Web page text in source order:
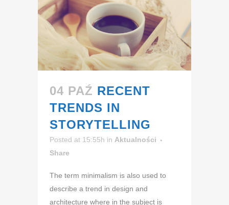
04 PAŹ RECENT
TRENDS IN
STORYTELLING
Posted at 15:55h in Aktualności
Share
The term minimalism is also used to
describe a trend in design and
architecture where in the subject is